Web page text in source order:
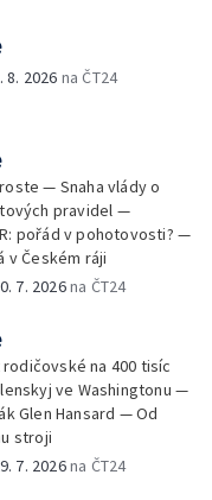
8. 2026 na ČT24
— Snaha vlády o
pravidel —
pořád v pohotovosti? —
v Českém ráji
7. 2026na ČT24
na 400 tisíc
ve Washingtonu —
Glen Hansard — Od
stroji
7. 2026na ČT24